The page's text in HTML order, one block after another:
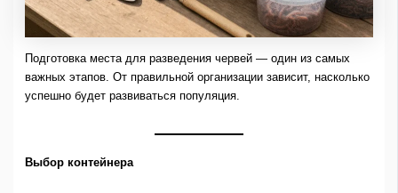
Подготовка места для разведения червей — один из самых
важных этапов. От правильной организации зависит, насколько
успешно будет развиваться популяция.
Выбор контейнера